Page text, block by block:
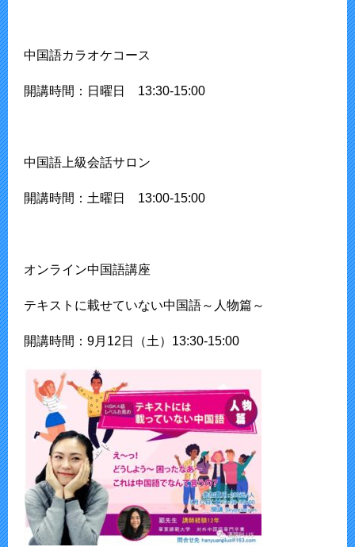
中国語カラオケコース
開講時間：日曜日 13:30-15:00
中国語上級会話サロン
開講時間：土曜日 13:00-15:00
オンライン中国語講座
テキストに載せていない中国語～人物篇～
開講時間：9月12日（土）13:30-15:00